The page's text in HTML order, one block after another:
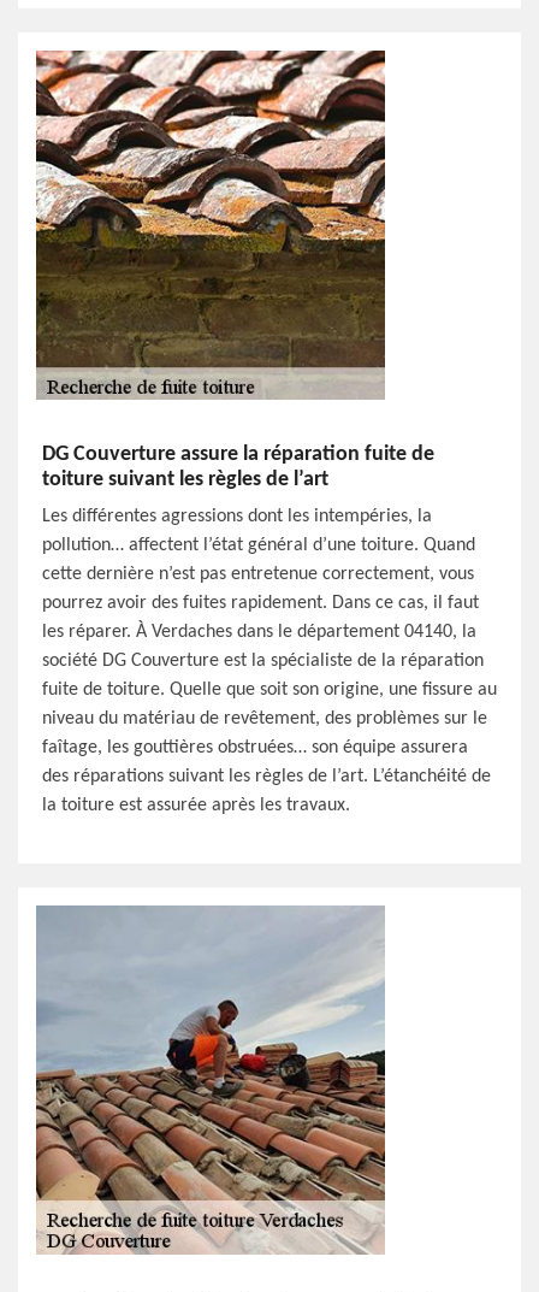
DG Couverture assure la réparation fuite de
toiture suivant les règles de l’art
Les différentes agressions dont les intempéries, la
pollution… affectent l’état général d’une toiture. Quand
cette dernière n’est pas entretenue correctement, vous
pourrez avoir des fuites rapidement. Dans ce cas, il faut
les réparer. À Verdaches dans le département 04140, la
société DG Couverture est la spécialiste de la réparation
fuite de toiture. Quelle que soit son origine, une fissure au
niveau du matériau de revêtement, des problèmes sur le
faîtage, les gouttières obstruées… son équipe assurera
des réparations suivant les règles de l’art. L’étanchéité de
la toiture est assurée après les travaux.